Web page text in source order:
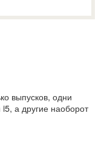
выпусков, одни
а другие наоборот